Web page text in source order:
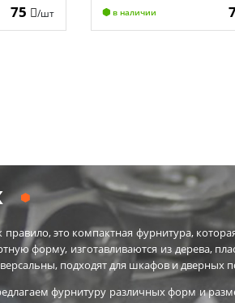
75 /шт в наличии
это компактная фурнитура,
форму, изготавливаются из дерева,
подходят для шкафов и
фурнитуру различных форм и